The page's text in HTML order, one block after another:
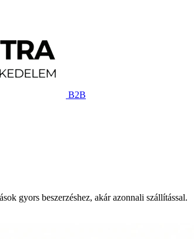
B2B
gyors beszerzéshez, akár azonnali szállítással.